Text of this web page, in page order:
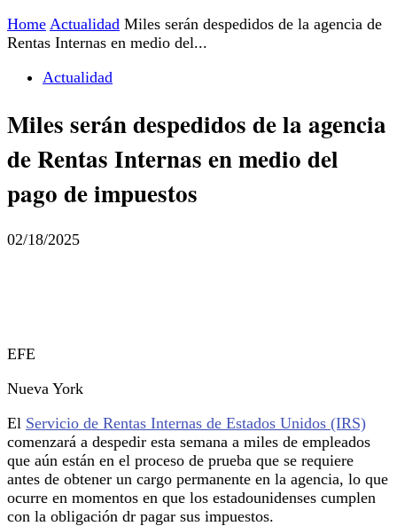
Home Actualidad Miles serán despedidos de la agencia de
Rentas Internas en medio del...
Actualidad
Miles serán despedidos de la agencia
de Rentas Internas en medio del
pago de impuestos
02/18/2025
EFE
Nueva York
El Servicio de Rentas Internas de Estados Unidos (IRS)
comenzará a despedir esta semana a miles de empleados
que aún están en el proceso de prueba que se requiere
antes de obtener un cargo permanente en la agencia, lo que
ocurre en momentos en que los estadounidenses cumplen
con la obligación dr pagar sus impuestos.